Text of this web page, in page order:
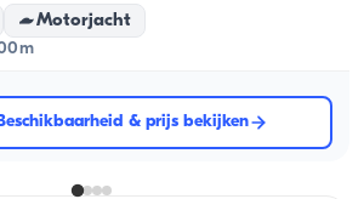
Motorjacht
& prijs bekijken